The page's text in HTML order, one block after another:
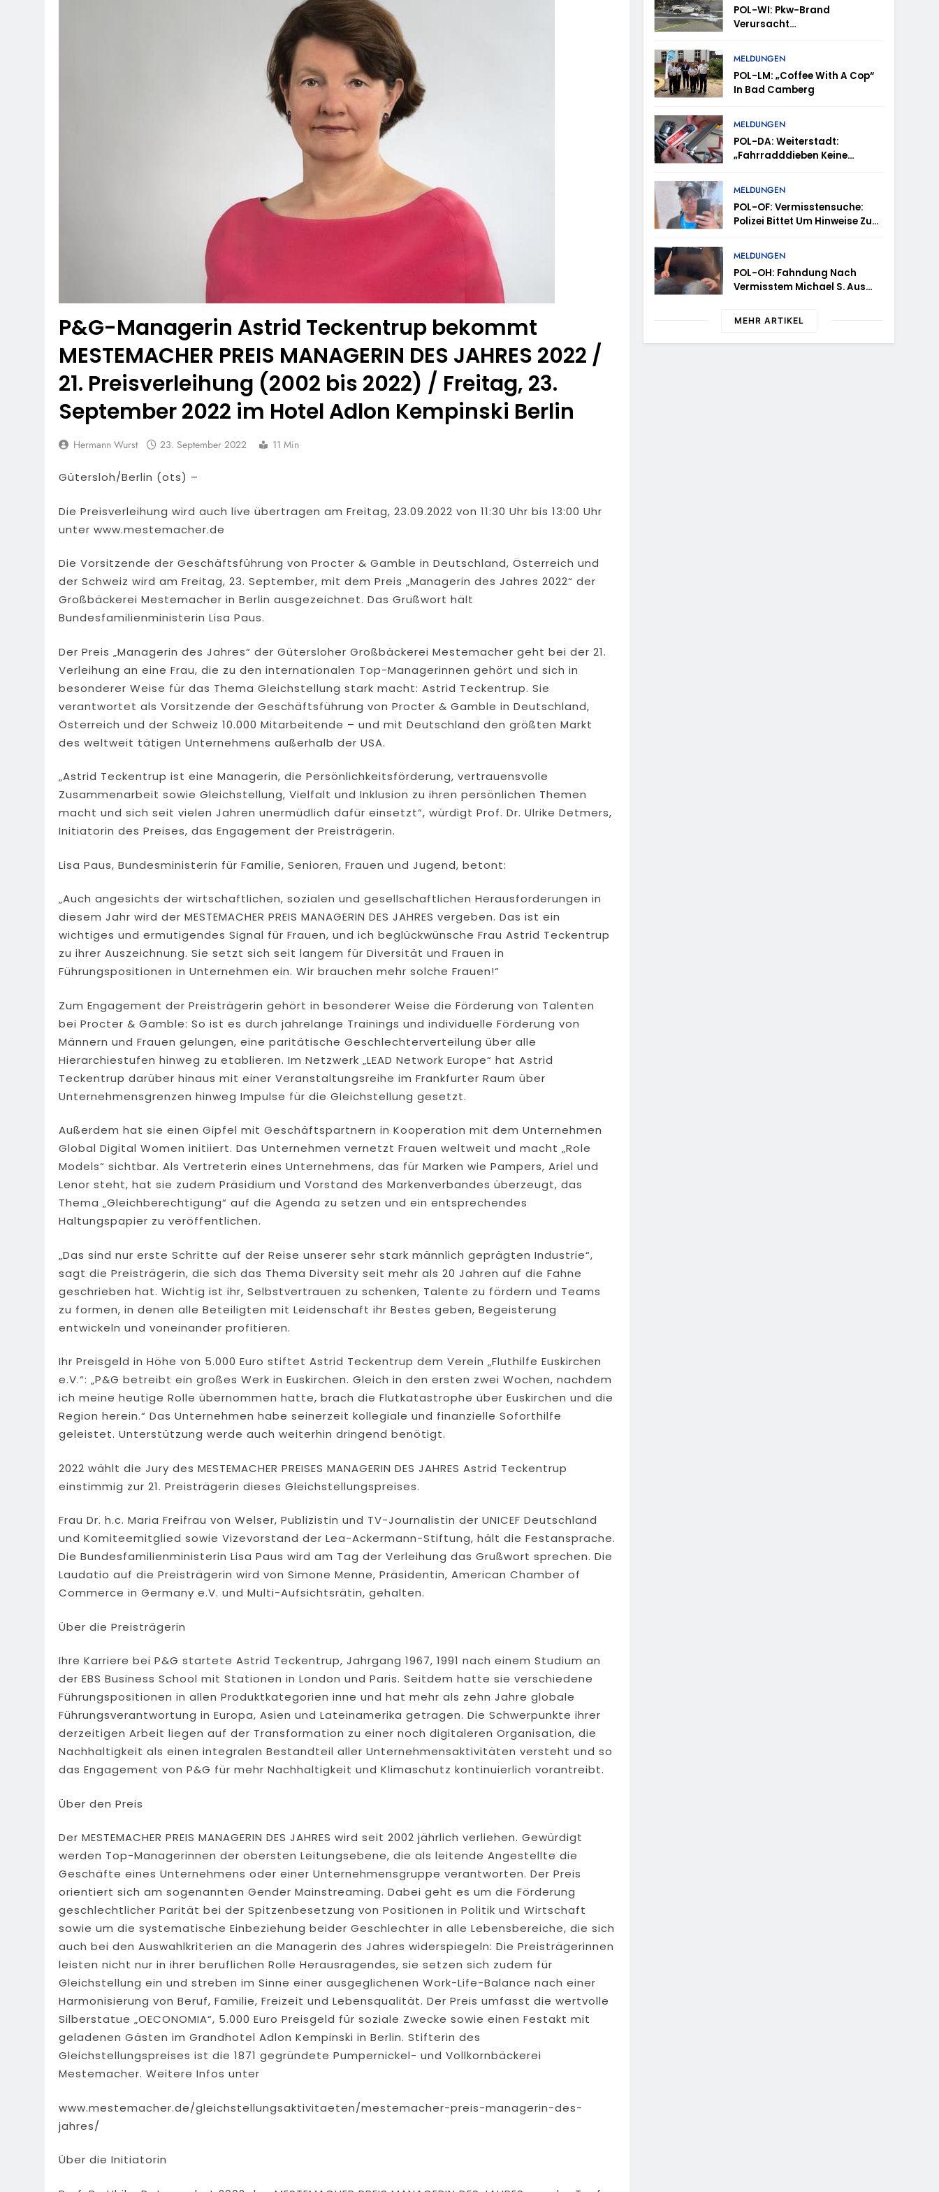
7. August 2026
POL-OH: Fahndung Nach Vermisstem Michael S. Aus Rotenburg A.d. Fulda
7. August 2026
HZA-F: Frankfurter Finanzkontrolle Schwarzarbeit Führt An Drei Tagen Kontrollen Im Gastro- Und Sicherheitsgewerbe
Durch
7. August 2026
POL-OH: 25 Jahre Polizeipräsidium Osthessen Jubiläumsfest Am Samstag, 15. August (11-18 Uhr)- Bürgerinnen Und Bürger
Erhalten Spannende Einblicke In Die Polizeiarbeit
Mittelhessen: MARBURG-BIEDENKOPF: Satz Räder Gefunden – Polizei Bittet Um Mithilfe
6. August 2026
POL-OH: Die Polizeistation Lauterbach Hat Einen Neuen Leiter: Amtseinführung Von Markus Höfer
6. August 2026
POL-HR: Folgemeldung: 74-Jähriger Claus-Peter H. Weiterhin Vermisst – Erneute Veröffentlichung Eines Fotos
P&G-Managerin Astrid Teckentrup bekommt
MESTEMACHER PREIS MANAGERIN DES JAHRES 2022 /
21. Preisverleihung (2002 bis 2022) / Freitag, 23.
September 2022 im Hotel Adlon Kempinski Berlin
Hermann Wurst 23. September 2022 11 Min
Gütersloh/Berlin (ots) –
Die Preisverleihung wird auch live übertragen am Freitag, 23.09.2022 von 11:30 Uhr bis 13:00 Uhr
unter www.mestemacher.de
Die Vorsitzende der Geschäftsführung von Procter & Gamble in Deutschland, Österreich und
der Schweiz wird am Freitag, 23. September, mit dem Preis „Managerin des Jahres 2022“ der
Großbäckerei Mestemacher in Berlin ausgezeichnet. Das Grußwort hält
Bundesfamilienministerin Lisa Paus.
Der Preis „Managerin des Jahres“ der Gütersloher Großbäckerei Mestemacher geht bei der 21.
Verleihung an eine Frau, die zu den internationalen Top-Managerinnen gehört und sich in
besonderer Weise für das Thema Gleichstellung stark macht: Astrid Teckentrup. Sie
verantwortet als Vorsitzende der Geschäftsführung von Procter & Gamble in Deutschland,
Österreich und der Schweiz 10.000 Mitarbeitende – und mit Deutschland den größten Markt
des weltweit tätigen Unternehmens außerhalb der USA.
„Astrid Teckentrup ist eine Managerin, die Persönlichkeitsförderung, vertrauensvolle
Zusammenarbeit sowie Gleichstellung, Vielfalt und Inklusion zu ihren persönlichen Themen
macht und sich seit vielen Jahren unermüdlich dafür einsetzt“, würdigt Prof. Dr. Ulrike Detmers,
Initiatorin des Preises, das Engagement der Preisträgerin.
Lisa Paus, Bundesministerin für Familie, Senioren, Frauen und Jugend, betont:
„Auch angesichts der wirtschaftlichen, sozialen und gesellschaftlichen Herausforderungen in
diesem Jahr wird der MESTEMACHER PREIS MANAGERIN DES JAHRES vergeben. Das ist ein
wichtiges und ermutigendes Signal für Frauen, und ich beglückwünsche Frau Astrid Teckentrup
zu ihrer Auszeichnung. Sie setzt sich seit langem für Diversität und Frauen in
Führungspositionen in Unternehmen ein. Wir brauchen mehr solche Frauen!“
Zum Engagement der Preisträgerin gehört in besonderer Weise die Förderung von Talenten
bei Procter & Gamble: So ist es durch jahrelange Trainings und individuelle Förderung von
Männern und Frauen gelungen, eine paritätische Geschlechterverteilung über alle
Hierarchiestufen hinweg zu etablieren. Im Netzwerk „LEAD Network Europe“ hat Astrid
Teckentrup darüber hinaus mit einer Veranstaltungsreihe im Frankfurter Raum über
Unternehmensgrenzen hinweg Impulse für die Gleichstellung gesetzt.
Außerdem hat sie einen Gipfel mit Geschäftspartnern in Kooperation mit dem Unternehmen
Global Digital Women initiiert. Das Unternehmen vernetzt Frauen weltweit und macht „Role
Models“ sichtbar. Als Vertreterin eines Unternehmens, das für Marken wie Pampers, Ariel und
Lenor steht, hat sie zudem Präsidium und Vorstand des Markenverbandes überzeugt, das
Thema „Gleichberechtigung“ auf die Agenda zu setzen und ein entsprechendes
Haltungspapier zu veröffentlichen.
„Das sind nur erste Schritte auf der Reise unserer sehr stark männlich geprägten Industrie“,
sagt die Preisträgerin, die sich das Thema Diversity seit mehr als 20 Jahren auf die Fahne
geschrieben hat. Wichtig ist ihr, Selbstvertrauen zu schenken, Talente zu fördern und Teams
zu formen, in denen alle Beteiligten mit Leidenschaft ihr Bestes geben, Begeisterung
entwickeln und voneinander profitieren.
Ihr Preisgeld in Höhe von 5.000 Euro stiftet Astrid Teckentrup dem Verein „Fluthilfe Euskirchen
e.V.“: „P&G betreibt ein großes Werk in Euskirchen. Gleich in den ersten zwei Wochen, nachdem
ich meine heutige Rolle übernommen hatte, brach die Flutkatastrophe über Euskirchen und die
Region herein.“ Das Unternehmen habe seinerzeit kollegiale und finanzielle Soforthilfe
geleistet. Unterstützung werde auch weiterhin dringend benötigt.
2022 wählt die Jury des MESTEMACHER PREISES MANAGERIN DES JAHRES Astrid Teckentrup
einstimmig zur 21. Preisträgerin dieses Gleichstellungspreises.
Frau Dr. h.c. Maria Freifrau von Welser, Publizistin und TV-Journalistin der UNICEF Deutschland
und Komiteemitglied sowie Vizevorstand der Lea-Ackermann-Stiftung, hält die Festansprache.
Die Bundesfamilienministerin Lisa Paus wird am Tag der Verleihung das Grußwort sprechen. Die
Laudatio auf die Preisträgerin wird von Simone Menne, Präsidentin, American Chamber of
Commerce in Germany e.V. und Multi-Aufsichtsrätin, gehalten.
Über die Preisträgerin
Ihre Karriere bei P&G startete Astrid Teckentrup, Jahrgang 1967, 1991 nach einem Studium an
der EBS Business School mit Stationen in London und Paris. Seitdem hatte sie verschiedene
Führungspositionen in allen Produktkategorien inne und hat mehr als zehn Jahre globale
Führungsverantwortung in Europa, Asien und Lateinamerika getragen. Die Schwerpunkte ihrer
derzeitigen Arbeit liegen auf der Transformation zu einer noch digitaleren Organisation, die
Nachhaltigkeit als einen integralen Bestandteil aller Unternehmensaktivitäten versteht und so
das Engagement von P&G für mehr Nachhaltigkeit und Klimaschutz kontinuierlich vorantreibt.
Über den Preis
Der MESTEMACHER PREIS MANAGERIN DES JAHRES wird seit 2002 jährlich verliehen. Gewürdigt
werden Top-Managerinnen der obersten Leitungsebene, die als leitende Angestellte die
Geschäfte eines Unternehmens oder einer Unternehmensgruppe verantworten. Der Preis
orientiert sich am sogenannten Gender Mainstreaming. Dabei geht es um die Förderung
geschlechtlicher Parität bei der Spitzenbesetzung von Positionen in Politik und Wirtschaft
sowie um die systematische Einbeziehung beider Geschlechter in alle Lebensbereiche, die sich
auch bei den Auswahlkriterien an die Managerin des Jahres widerspiegeln: Die Preisträgerinnen
leisten nicht nur in ihrer beruflichen Rolle Herausragendes, sie setzen sich zudem für
Gleichstellung ein und streben im Sinne einer ausgeglichenen Work-Life-Balance nach einer
Harmonisierung von Beruf, Familie, Freizeit und Lebensqualität. Der Preis umfasst die wertvolle
Silberstatue „OECONOMIA“, 5.000 Euro Preisgeld für soziale Zwecke sowie einen Festakt mit
geladenen Gästen im Grandhotel Adlon Kempinski in Berlin. Stifterin des
Gleichstellungspreises ist die 1871 gegründete Pumpernickel- und Vollkornbäckerei
Mestemacher. Weitere Infos unter
www.mestemacher.de/gleichstellungsaktivitaeten/mestemacher-preis-managerin-des-
jahres/
Über die Initiatorin
POL-WI: Pkw-Brand
Verursacht
MELDUNGEN
POL-LM: „Coffee With A Cop“
In Bad Camberg
MELDUNGEN
POL-DA: Weiterstadt:
„Fahrradddieben Keine
Fahrradcodierung /
Anmeldung Erforderlich
MELDUNGEN
POL-OF: Vermisstensuche:
Polizei Bittet Um Hinweise Zum
Zaragoza Gonzalez
MELDUNGEN
POL-OH: Fahndung Nach
Vermisstem Michael S. Aus
MEHR ARTIKEL